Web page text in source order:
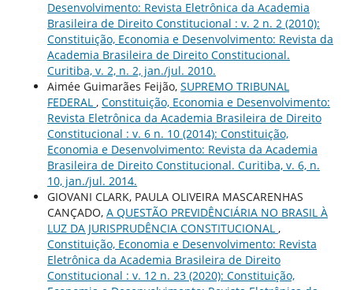
Desenvolvimento: Revista Eletrônica da Academia
Brasileira de Direito Constitucional : v. 2 n. 2 (2010):
Constituição, Economia e Desenvolvimento: Revista da
Academia Brasileira de Direito Constitucional.
Curitiba, v. 2, n. 2, jan./jul. 2010.
Aimée Guimarães Feijão, SUPREMO TRIBUNAL
FEDERAL , Constituição, Economia e Desenvolvimento:
Revista Eletrônica da Academia Brasileira de Direito
Constitucional : v. 6 n. 10 (2014): Constituição,
Economia e Desenvolvimento: Revista da Academia
Brasileira de Direito Constitucional. Curitiba, v. 6, n.
10, jan./jul. 2014.
GIOVANI CLARK, PAULA OLIVEIRA MASCARENHAS
CANÇADO, A QUESTÃO PREVIDÊNCIÁRIA NO BRASIL À
LUZ DA JURISPRUDÊNCIA CONSTITUCIONAL ,
Constituição, Economia e Desenvolvimento: Revista
Eletrônica da Academia Brasileira de Direito
Constitucional : v. 12 n. 23 (2020): Constituição,